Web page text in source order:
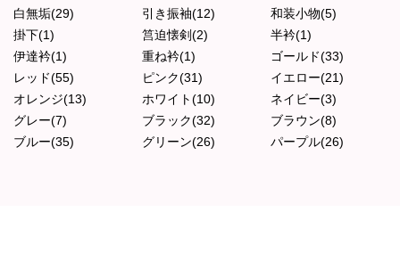
白無垢(29) 引き振袖(12)
和装小物(5)
掛下(1)
筥迫懐剣(2)
半衿(1)
伊達衿(1)
重ね衿(1)
ゴールド(33)
レッド(55)
ピンク(31)
イエロー(21)
オレンジ(13)
ホワイト(10)
ネイビー(3)
グレー(7)
ブラック(32)
ブラウン(8)
ブルー(35)
グリーン(26) パープル(26)